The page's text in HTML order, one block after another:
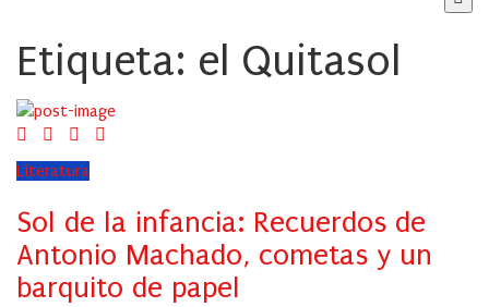
Etiqueta: el Quitasol
Literatura
Sol de la infancia: Recuerdos de
Antonio Machado, cometas y un
barquito de papel